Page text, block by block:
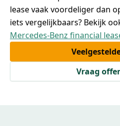
lease vaak voordeliger dan
iets vergelijkbaars? Bekijk
Mercedes-Benz financial
Vraag